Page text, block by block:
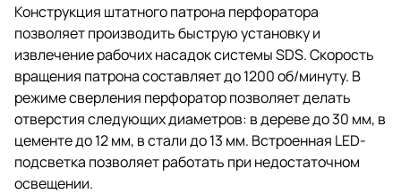
Конструкция штатного патрона перфоратора
позволяет производить быструю установку и
извлечение рабочих насадок системы SDS. Скорость
вращения патрона составляет до 1200 об/минуту. В
режиме сверления перфоратор позволяет делать
отверстия следующих диаметров: в дереве до 30 мм, в
цементе до 12 мм, в стали до 13 мм. Встроенная LED-
подсветка позволяет работать при недостаточном
освещении.